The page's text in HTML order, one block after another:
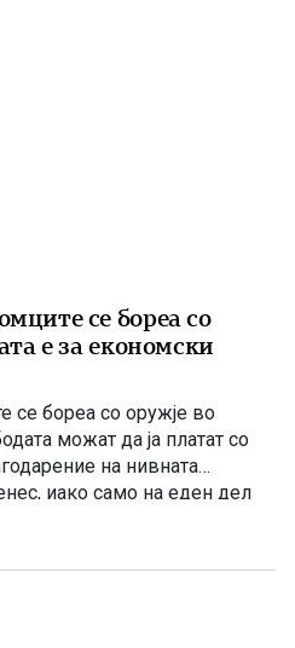
се бореа со
е за економски
се бореа со оружје во
можат да ја платат со
на нивната
иако само на еден дел
држава, свој
аманет не е само да се